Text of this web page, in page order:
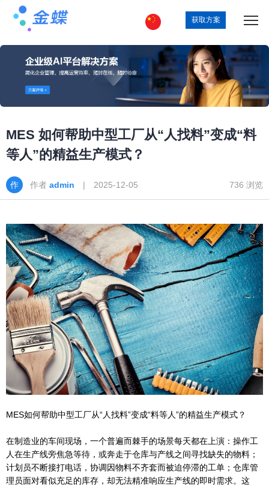
获取方案
MES 如何帮助中型工厂从“人找料”变成“料
等人”的精益生产模式？
作者 admin | 2025-12-05 736 浏览
MES如何帮助中型工厂从“人找料”变成“料等人”的精益生产模式？
在制造业的车间现场，一个普遍而棘手的场景每天都在上演：操作工
人在生产线旁焦急等待，或奔走于仓库与产线之间寻找缺失的物料；
计划员不断接打电话，协调因物料不齐套而被迫停滞的工单；仓库管
理员面对看似充足的库存，却无法精准响应生产线的即时需求。这